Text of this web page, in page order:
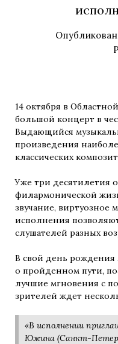
14 октября в
большой концерт в
Выдающийся
произведения
классических
Уже три десятилетия
филармонической
звучание, виртуозное
исполнения
слушателей разных
В свой день рождения
о пройденном пути,
лучшие мгновения с
зрителей ждет
«В исполнении
Южина (Санкт-